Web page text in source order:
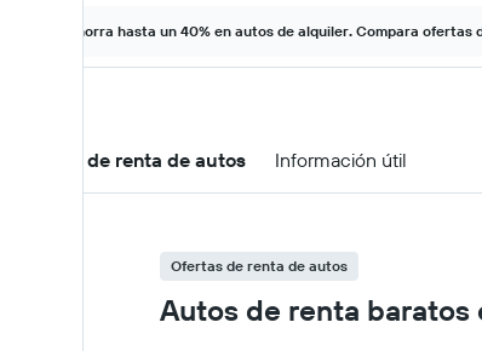
Ahorra hasta un 40% en autos de alquiler. Compara ofertas
Ofertas de renta de autos Información útil
Ofertas de renta de autos
Autos de renta baratos